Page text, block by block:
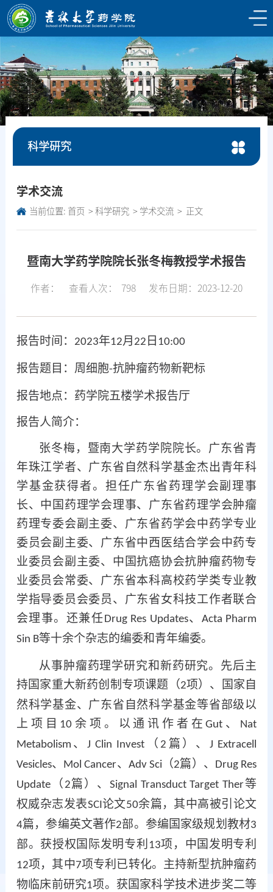
科学研究
学术交流
当前位置: 首页 科学研究 学术交流 正文
暨南大学药学院院长张冬梅教授学术报告
作者： 查看人次： 798 发布日期：2023-12-20
报告时间 ： 2023年12月 22 日 10:00
报告题目：周细胞-抗肿瘤药物新靶标
报告地点： 药学院五楼学术报告厅
报告人简介：
张冬梅，暨南大学药学院院长。广东省青
年珠江学者、广东省自然科学基金杰出青年科
学基金获得者。担任广东省药理学会副理事
长、中国药理学会理事、广东省药理学会肿瘤
药理专委会副主委、广东省药学会中药学专业
委员会副主委、广东省中西医结合学会中药专
业委员会副主委、中国抗癌协会抗肿瘤药物专
业委员会常委、广东省本科高校药学类专业教
学指导委员会委员、广东省女科技工作者联合
会理事。还兼任 Drug Res Updates、 Acta Pharm
Sin B等十余个杂志的编委和青年编委。
从事肿瘤药理学研究和新药研究。先后主
持国家重大新药创制专项课题（2项）、国家自
然科学基金、广东省自然科学基金等省部级以
上项目 10 余项。以通讯作者在Gut 、
Nat
Metabolism 、 J Clin Invest （ 2 篇）、 J Extracell
Vesicles、 Mol Cancer、 Adv Sci（2篇）、
Drug Res
Update（ 2篇）、 Signal Transduct Target Ther等
权威杂志发表SCI 论文50余篇，其中高被引论文
4篇，参编英文著作2部。参编国家级规划教材3
部。获授权国际发明专利 13项，中国发明专利
12项，其中7项专利已转化。主持新型抗肿瘤药
物临床前研究1项。获国家科学技术进步奖二等